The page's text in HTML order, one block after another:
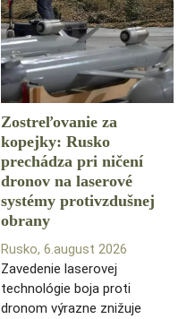
Zostreľovanie za
kopejky: Rusko
prechádza pri ničení
dronov na laserové
systémy protivzdušnej
obrany
Rusko, 6.august 2026
Zavedenie laserovej
technológie boja proti
dronom výrazne znižuje